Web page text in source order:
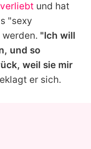
und hat
"sexy
"Ich will
und so
weil sie mir
er sich.